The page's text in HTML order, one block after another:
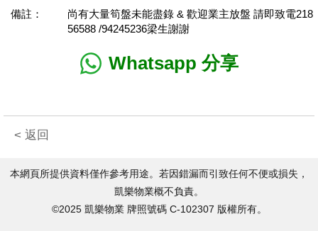
備註：
尚有大量筍盤未能盡錄 & 歡迎業主放盤 請即致電218
56588 /94245236梁生謝謝
Whatsapp 分享
< 返回
本網頁所提供資料僅作參考用途。若因錯漏而引致任何不便或損失，
凱樂物業概不負責。
©2025 凱樂物業 牌照號碼 C-102307 版權所有。